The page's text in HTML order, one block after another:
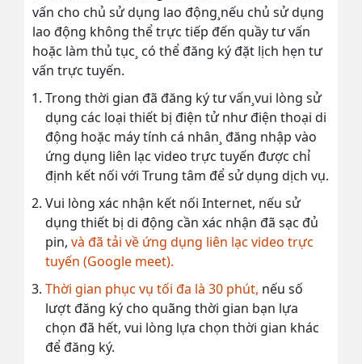
vấn cho chủ sử dụng lao động¸nếu chủ sử dụng
lao động không thể trực tiếp đến quầy tư vấn
hoặc làm thủ tục¸ có thể đăng ký đặt lịch hẹn tư
vấn trực tuyến.
Trong thời gian đã đăng ký tư vấn¸vui lòng sử
dụng các loại thiết bị điện tử như điện thoại di
động hoặc máy tính cá nhân¸ đăng nhập vào
ứng dụng liên lạc video trực tuyến được chỉ
định kết nối với Trung tâm để sử dụng dịch vụ.
Vui lòng xác nhận kết nối Internet, nếu sử
dụng thiết bị di động cần xác nhận đã sạc đủ
pin, và đã tải về ứng dụng liên lạc video trực
tuyến (Google meet).
Thời gian phục vụ tối đa là 30 phút, nếu số
lượt đăng ký cho quãng thời gian bạn lựa
chọn đã hết, vui lòng lựa chọn thời gian khác
để đăng ký.